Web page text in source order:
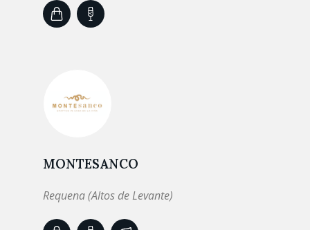
MONTESANCO
Requena (Altos de Levante)